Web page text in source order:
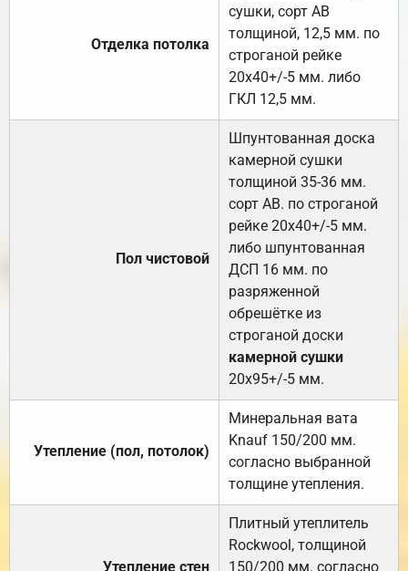
Отделка потолка
сушки, сорт АВ
толщиной, 12,5 мм. по
строганой рейке
20х40+/-5 мм. либо
ГКЛ 12,5 мм.
Пол чистовой
Шпунтованная доска
камерной сушки
толщиной 35-36 мм.
сорт АВ. по строганой
рейке 20х40+/-5 мм.
либо шпунтованная
ДСП 16 мм. по
разряженной
обрешётке из
строганой доски
камерной сушки
20х95+/-5 мм.
Утепление (пол, потолок)
Минеральная вата
Knauf 150/200 мм.
согласно выбранной
толщине утепления.
Утепление стен
Плитный утеплитель
Rockwool, толщиной
150/200 мм. согласно